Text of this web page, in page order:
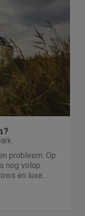
probleem. Op
nog volop
en luxe